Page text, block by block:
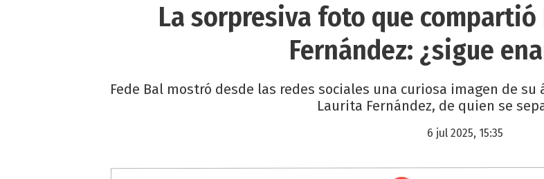
La sorpresiva foto que compartió
Fernández: ¿sigue
Fede Bal mostró desde las redes sociales una curiosa imagen de
Laurita Fernández, de quien se
6 jul 2025, 15:35